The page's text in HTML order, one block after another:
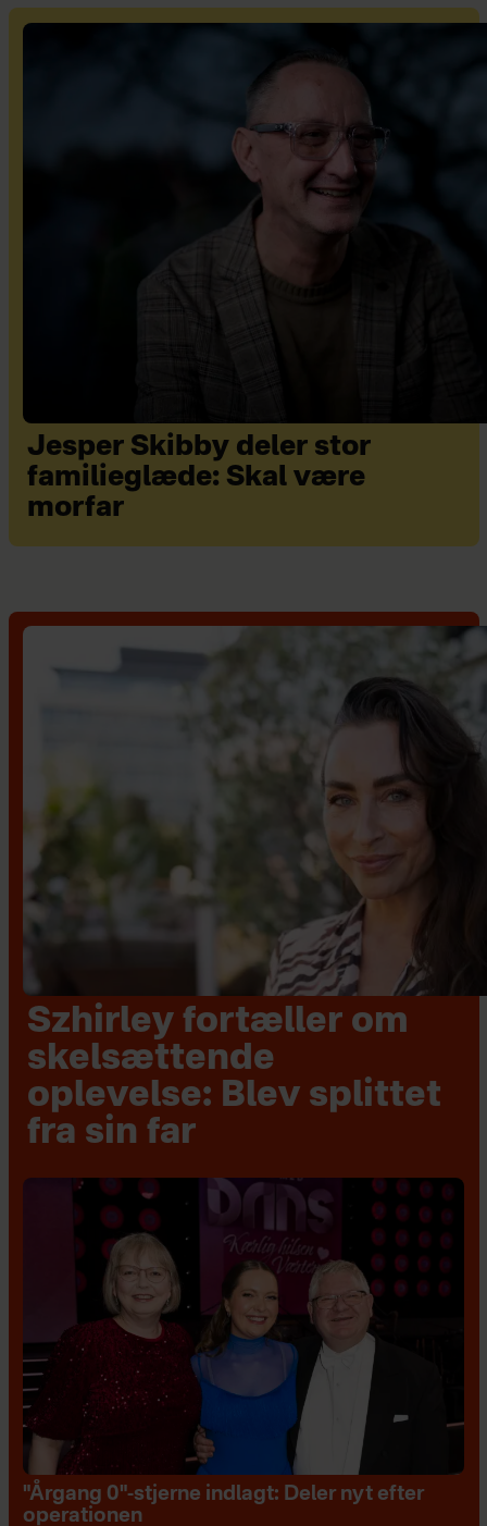
Jesper Skibby deler stor
familieglæde: Skal være
morfar
Szhirley fortæller om
skelsættende
oplevelse: Blev splittet
fra sin far
"Årgang 0"-stjerne indlagt: Deler nyt efter
operationen